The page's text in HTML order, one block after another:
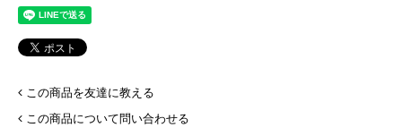
この商品を友達に教える
この商品について問い合わせる